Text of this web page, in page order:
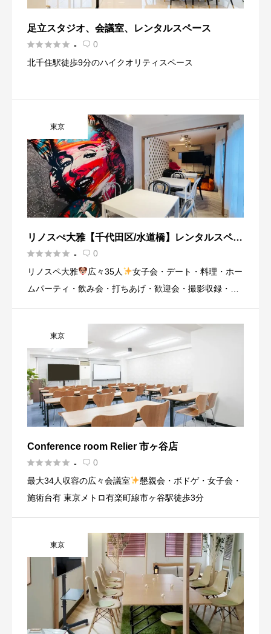
足立スタジオ、会議室、レンタルスペース
 -  0
北千住駅徒歩9分のハイクオリティスペース
東京
リノスぺ大雅【千代田区/水道橋】レンタルスペー
ス
 -  0
リノスペ大雅
広々35人
女子会・デート・料理・ホー
ムパーティ・飲み会・打ちあげ・歓迎会・撮影収録・ビ
東京
Conference room Relier 市ヶ谷店
 -  0
最大34人収容の広々会議室
懇親会・ボドゲ・女子会・
施術台有 東京メトロ有楽町線市ヶ谷駅徒歩3分
東京